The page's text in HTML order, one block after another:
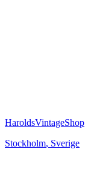
HaroldsVintageShop
Stockholm, Sverige